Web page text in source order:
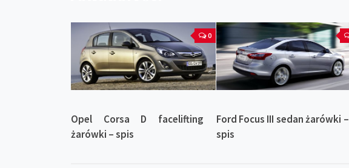
0
Opel Corsa D facelifting
żarówki – spis
Ford Focus III sedan żarówki –
spis